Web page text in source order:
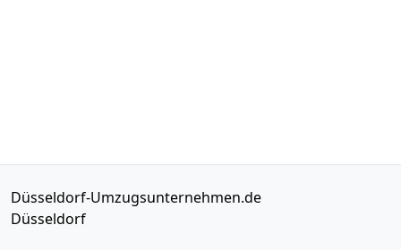
Düsseldorf-Umzugsunternehmen.de
Düsseldorf